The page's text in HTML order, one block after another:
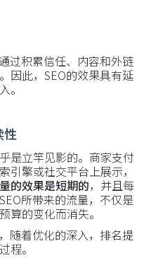
过积累信任、内容和外链
因此，SEO的效果具有延
。
性
是立竿见影的。商家支付
引擎或社交平台上展示，
的效果是短期的，并且每
所带来的流量，不仅是
算的变化而消失。
随着优化的深入，排名提
程。